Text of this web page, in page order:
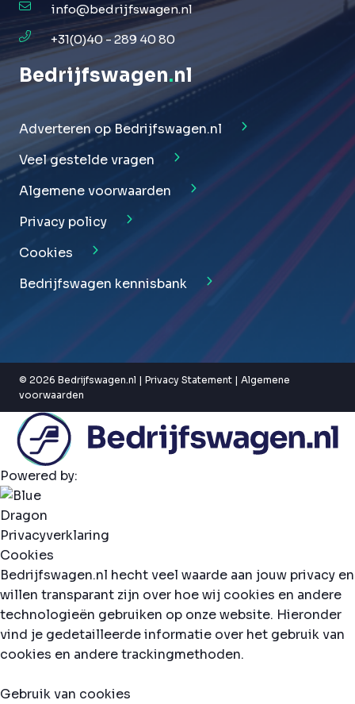
info@bedrijfswagen.nl
+31(0)40 - 289 40 80
Bedrijfswagen.nl
Adverteren op Bedrijfswagen.nl
Veel gestelde vragen
Algemene voorwaarden
Privacy policy
Cookies
Bedrijfswagen kennisbank
© 2026 Bedrijfswagen.nl | Privacy Statement | Algemene
voorwaarden
Powered by:
Privacyverklaring
Cookies
Bedrijfswagen.nl hecht veel waarde aan jouw privacy en
willen transparant zijn over hoe wij cookies en andere
technologieën gebruiken op onze website. Hieronder
vind je gedetailleerde informatie over het gebruik van
cookies en andere trackingmethoden.
Gebruik van cookies